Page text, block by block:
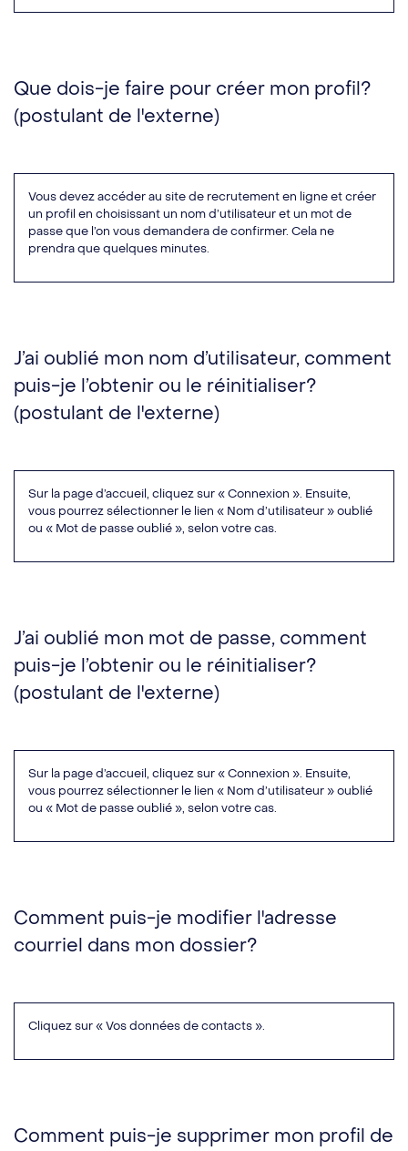
Que dois-je faire pour créer mon profil?
(postulant de l'externe)
Vous devez accéder au site de recrutement en ligne et créer
un profil en choisissant un nom d’utilisateur et un mot de
passe que l’on vous demandera de confirmer. Cela ne
prendra que quelques minutes.
J’ai oublié mon nom d’utilisateur, comment
puis-je l’obtenir ou le réinitialiser?
(postulant de l'externe)
Sur la page d’accueil, cliquez sur « Connexion ». Ensuite,
vous pourrez sélectionner le lien « Nom d’utilisateur » oublié
ou « Mot de passe oublié », selon votre cas.
J’ai oublié mon mot de passe, comment
puis-je l’obtenir ou le réinitialiser?
(postulant de l'externe)
Sur la page d’accueil, cliquez sur « Connexion ». Ensuite,
vous pourrez sélectionner le lien « Nom d’utilisateur » oublié
ou « Mot de passe oublié », selon votre cas.
Comment puis-je modifier l'adresse
courriel dans mon dossier?
Cliquez sur « Vos données de contacts ».
Comment puis-je supprimer mon profil de